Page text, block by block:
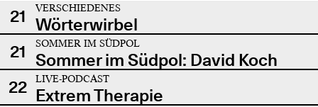
21
VERSCHIEDENES
Wörterwirbel
21
SOMMER IM SÜDPOL
Sommer im Südpol: David Koch
22
LIVE-PODCAST
Extrem Therapie